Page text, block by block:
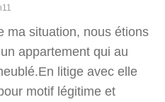
ma situation, nous étions
appartement qui au
litige avec elle
motif légitime et